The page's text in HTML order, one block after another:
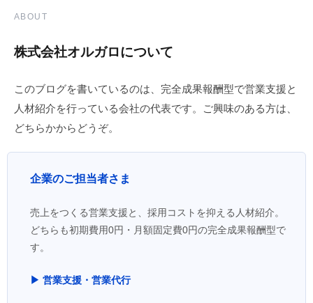
ABOUT
株式会社オルガロについて
このブログを書いているのは、完全成果報酬型で営業支援と
人材紹介を行っている会社の代表です。ご興味のある方は、
どちらかからどうぞ。
企業のご担当者さま
売上をつくる営業支援と、採用コストを抑える人材紹介。
どちらも初期費用0円・月額固定費0円の完全成果報酬型で
す。
▶ 営業支援・営業代行